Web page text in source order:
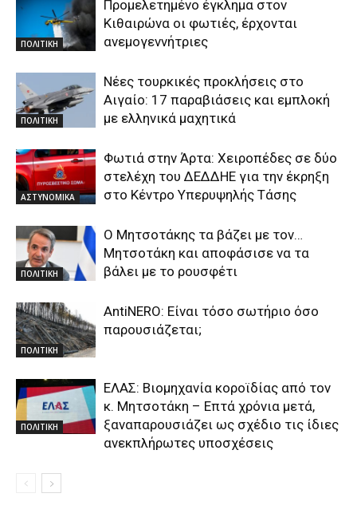
ΠΟΛΙΤΙΚΗ
Προμελετημένο έγκλημα στον
Κιθαιρώνα οι φωτιές, έρχονται
ανεμογεννήτριες
ΠΟΛΙΤΙΚΗ
Νέες τουρκικές προκλήσεις στο
Αιγαίο: 17 παραβιάσεις και εμπλοκή
με ελληνικά μαχητικά
ΑΣΤΥΝΟΜΙΚΑ
Φωτιά στην Άρτα: Χειροπέδες σε δύο
στελέχη του ΔΕΔΔΗΕ για την έκρηξη
στο Κέντρο Υπερυψηλής Τάσης
ΠΟΛΙΤΙΚΗ
Ο Μητσοτάκης τα βάζει με τον…
Μητσοτάκη και αποφάσισε να τα
βάλει με το ρουσφέτι
ΠΟΛΙΤΙΚΗ
AntiNERO: Είναι τόσο σωτήριο όσο
παρουσιάζεται;
ΠΟΛΙΤΙΚΗ
ΕΛΑΣ: Βιομηχανία κοροϊδίας από τον
κ. Μητσοτάκη – Επτά χρόνια μετά,
ξαναπαρουσιάζει ως σχέδιο τις ίδιες
ανεκπλήρωτες υποσχέσεις